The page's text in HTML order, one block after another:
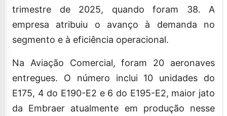
trimestre de 2025, quando foram 38. A
empresa atribuiu o avanço à demanda no
segmento e à eficiência operacional.
Na Aviação Comercial, foram 20 aeronaves
entregues. O número inclui 10 unidades do
E175, 4 do E190-E2 e 6 do E195-E2, maior jato
da Embraer atualmente em produção nesse